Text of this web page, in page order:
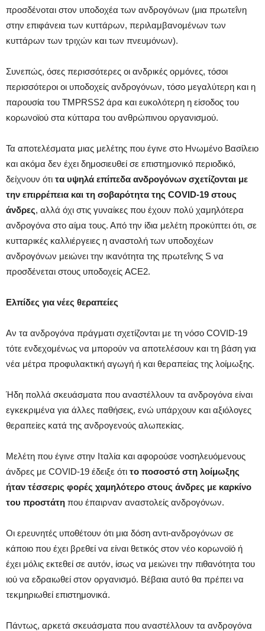
προσδένοται στον υποδοχέα των ανδρογόνων (μια πρωτεΐνη
στην επιφάνεια των κυττάρων, περιλαμβανομένων των
κυττάρων των τριχών και των πνευμόνων).
Συνεπώς, όσες περισσότερες οι ανδρικές ορμόνες, τόσοι
περισσότεροι οι υποδοχείς ανδρογόνων, τόσο μεγαλύτερη και η
παρουσία του TMPRSS2 άρα και ευκολότερη η είσοδος του
κορωνοϊού στα κύτταρα του ανθρώπινου οργανισμού.
Τα αποτελέσματα μιας μελέτης που έγινε στο Ηνωμένο Βασίλειο
και ακόμα δεν έχει δημοσιευθεί σε επιστημονικό περιοδικό,
δείχνουν ότι τα υψηλά επίπεδα ανδρογόνων σχετίζονται με
την επιρρέπεια και τη σοβαρότητα της COVID-19 στους
άνδρες, αλλά όχι στις γυναίκες που έχουν πολύ χαμηλότερα
ανδρογόνα στο αίμα τους. Από την ίδια μελέτη προκύπτει ότι, σε
κυτταρικές καλλιέργειες η αναστολή των υποδοχέων
ανδρογόνων μειώνει την ικανότητα της πρωτεΐνης S να
προσδένεται στους υποδοχείς ACE2.
Ελπίδες για νέες θεραπείες
Αν τα ανδρογόνα πράγματι σχετίζονται με τη νόσο COVID-19
τότε ενδεχομένως να μπορούν να αποτελέσουν και τη βάση για
νέα μέτρα προφυλακτική αγωγή ή και θεραπείας της λοίμωξης.
Ήδη πολλά σκευάσματα που αναστέλλουν τα ανδρογόνα είναι
εγκεκριμένα για άλλες παθήσεις, ενώ υπάρχουν και αξιόλογες
θεραπείες κατά της ανδρογενούς αλωπεκίας.
Μελέτη που έγινε στην Ιταλία και αφορούσε νοσηλευόμενους
άνδρες με COVID-19 έδειξε ότι το ποσοστό στη λοίμωξης
ήταν τέσσερις φορές χαμηλότερο στους άνδρες με καρκίνο
του προστάτη που έπαιρναν αναστολείς ανδρογόνων.
Οι ερευνητές υποθέτουν ότι μια δόση αντι-ανδρογόνων σε
κάποιο που έχει βρεθεί να είναι θετικός στον νέο κορωνοϊό ή
έχει μόλις εκτεθεί σε αυτόν, ίσως να μειώνει την πιθανότητα του
ιού να εδραιωθεί στον οργανισμό. Βέβαια αυτό θα πρέπει να
τεκμηριωθεί επιστημονικά.
Πάντως, αρκετά σκευάσματα που αναστέλλουν τα ανδρογόνα